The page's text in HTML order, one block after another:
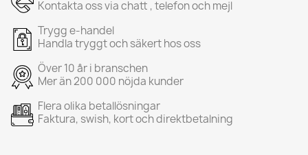
Kontakta oss via chatt , telefon och mejl
Trygg e-handel
Handla tryggt och säkert hos oss
Över 10 år i branschen
Mer än 200 000 nöjda kunder
Flera olika betallösningar
Faktura, swish, kort och direktbetalning